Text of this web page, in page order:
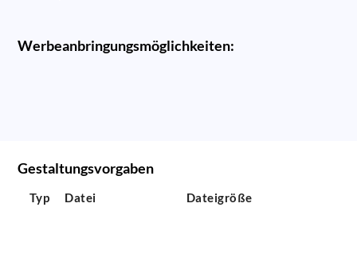
Werbeanbringungsmöglichkeiten:
Gestaltungsvorgaben
Typ Datei Dateigröße